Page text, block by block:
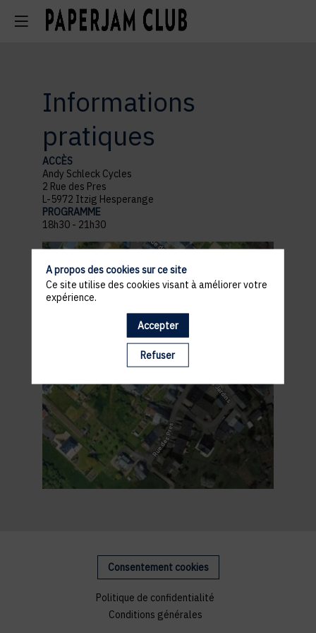
Informations
pratiques
ACCÈS
Andy Schleck Cycles
2 Rue des Pres
L-5972 Itzig Hesperange
PROGRAMME
18h30 - 21h30
Consentement cookies
Politique de confidentialité
Conditions générales
A propos des cookies sur ce site
Ce site utilise des cookies visant à améliorer votre
expérience.
Accepter
Refuser